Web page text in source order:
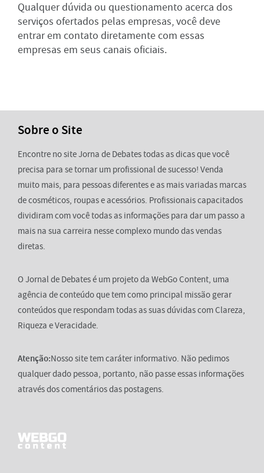
Qualquer dúvida ou questionamento acerca dos
serviços ofertados pelas empresas, você deve
entrar em contato diretamente com essas
empresas em seus canais oficiais.
Sobre o Site
Encontre no site Jorna de Debates todas as dicas que você
precisa para se tornar um profissional de sucesso! Venda
muito mais, para pessoas diferentes e as mais variadas marcas
de cosméticos, roupas e acessórios. Profissionais capacitados
dividiram com você todas as informações para dar um passo a
mais na sua carreira nesse complexo mundo das vendas
diretas.
O Jornal de Debates é um projeto da WebGo Content, uma
agência de conteúdo que tem como principal missão gerar
conteúdos que respondam todas as suas dúvidas com Clareza,
Riqueza e Veracidade.
Atenção:Nosso site tem caráter informativo. Não pedimos
qualquer dado pessoa, portanto, não passe essas informações
através dos comentários das postagens.